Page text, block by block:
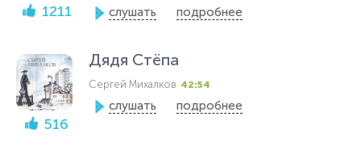
1211 слушать подробнее
516
Дядя Стёпа
Сергей Михалков 42:54
слушать подробнее